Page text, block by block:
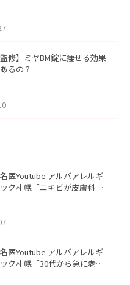
監修】ミヤBM錠に痩せる効果
るの？
医Youtube アルバアレルギ
ク札幌「ニキビが皮膚科で
医Youtube アルバアレルギ
ク札幌「30代から急に老け